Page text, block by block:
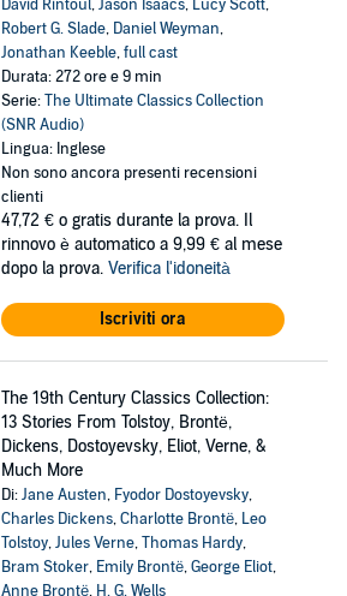
David Rintoul,Jason Isaacs, Lucy Scott,
Robert G. Slade, Daniel Weyman,
Jonathan Keeble,full cast
Durata: 272 ore e 9 min
Serie:The Ultimate Classics Collection
(SNR Audio)
Lingua: Inglese
Non sono ancora presenti recensioni
clienti
47,72 € o gratis durante la prova. Il
rinnovo è automatico a 9,99 € al mese
dopo la prova. Verifica l'idoneità
Iscriviti ora
The 19th Century Classics Collection:
13 Stories From Tolstoy, Brontë,
Dickens, Dostoyevsky, Eliot, Verne, &
Much More
Di:Jane Austen, Fyodor Dostoyevsky,
Charles Dickens,Charlotte Brontë, Leo
Tolstoy,Jules Verne,Thomas Hardy,
Bram Stoker, Emily Brontë,George Eliot,
Anne Brontë, H. G. Wells